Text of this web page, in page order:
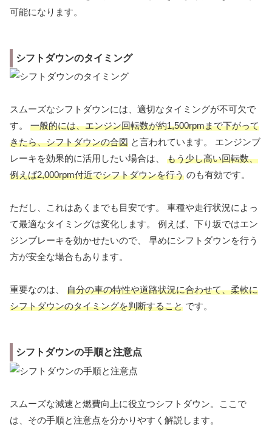
可能になります。
シフトダウンのタイミング
スムーズなシフトダウンには、適切なタイミングが不可欠で
す。 一般的には、エンジン回転数が約1,500rpmまで下がって
きたら、シフトダウンの合図 と言われています。 エンジンブ
レーキを効果的に活用したい場合は、 もう少し高い回転数、
例えば2,000rpm付近でシフトダウンを行う のも有効です。
ただし、これはあくまでも目安です。 車種や走行状況によっ
て最適なタイミングは変化します。 例えば、下り坂ではエン
ジンブレーキを効かせたいので、 早めにシフトダウンを行う
方が安全な場合もあります。
重要なのは、 自分の車の特性や道路状況に合わせて、柔軟に
シフトダウンのタイミングを判断すること です。
シフトダウンの手順と注意点
スムーズな減速と燃費向上に役立つシフトダウン。ここで
は、その手順と注意点を分かりやすく解説します。